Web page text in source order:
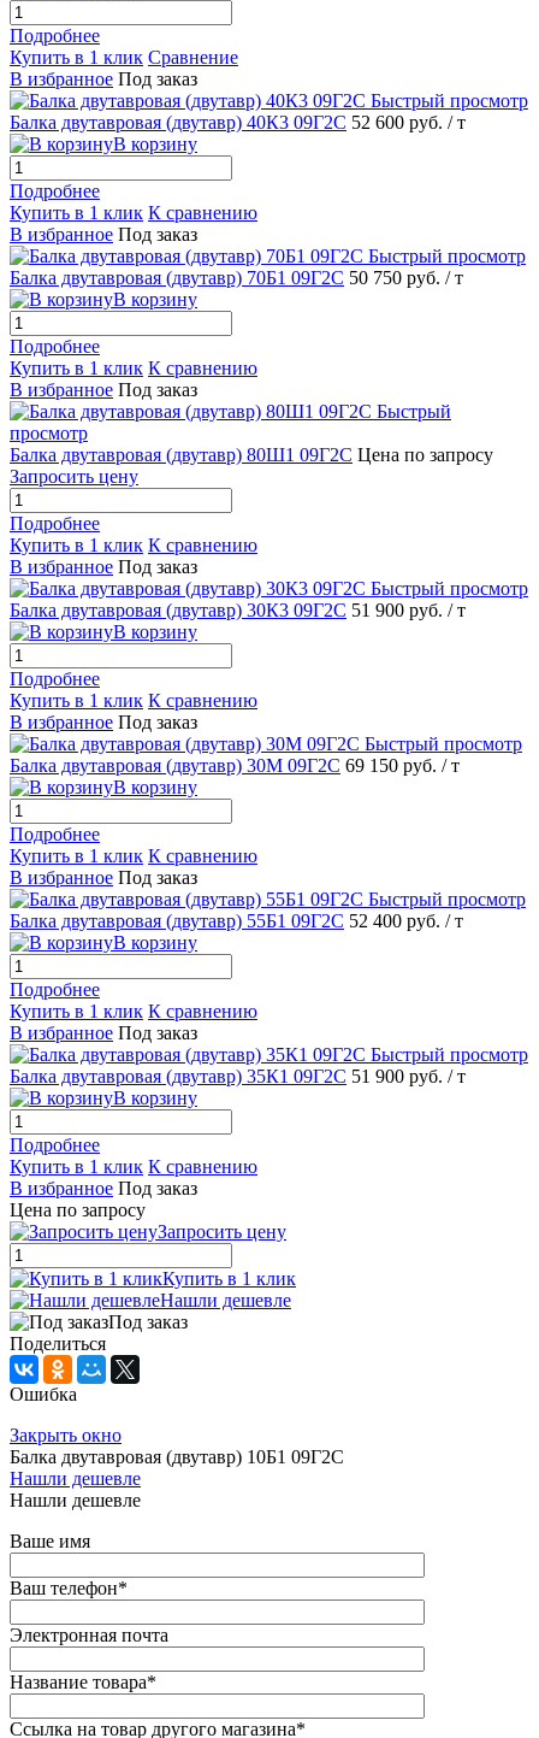
Подробнее
Купить в 1 клик Сравнение
В избранное Под заказ
Быстрый просмотр
Балка двутавровая (двутавр) 40К3 09Г2С 52 600 руб. / т
В корзину
Подробнее
Купить в 1 клик К сравнению
В избранное Под заказ
Быстрый просмотр
Балка двутавровая (двутавр) 70Б1 09Г2С 50 750 руб. / т
В корзину
Подробнее
Купить в 1 клик К сравнению
В избранное Под заказ
Быстрый
просмотр
Балка двутавровая (двутавр) 80Ш1 09Г2С Цена по запросу
Запросить цену
Подробнее
Купить в 1 клик К сравнению
В избранное Под заказ
Быстрый просмотр
Балка двутавровая (двутавр) 30К3 09Г2С 51 900 руб. / т
В корзину
Подробнее
Купить в 1 клик К сравнению
В избранное Под заказ
Быстрый просмотр
Балка двутавровая (двутавр) 30М 09Г2С 69 150 руб. / т
В корзину
Подробнее
Купить в 1 клик К сравнению
В избранное Под заказ
Быстрый просмотр
Балка двутавровая (двутавр) 55Б1 09Г2С 52 400 руб. / т
В корзину
Подробнее
Купить в 1 клик К сравнению
В избранное Под заказ
Быстрый просмотр
Балка двутавровая (двутавр) 35К1 09Г2С 51 900 руб. / т
В корзину
Подробнее
Купить в 1 клик К сравнению
В избранное Под заказ
Цена по запросу
Запросить цену
Купить в 1 клик
Нашли дешевле
Под заказ
Поделиться
Ошибка
Закрыть окно
Балка двутавровая (двутавр) 10Б1 09Г2С
Нашли дешевле
Нашли дешевле
Ваше имя
Ваш телефон*
Электронная почта
Название товара*
Ссылка на товар другого магазина*